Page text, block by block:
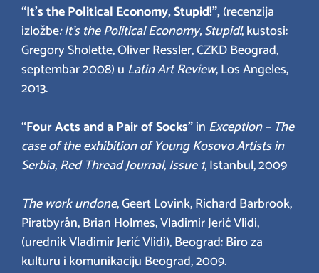
“It’s the Political Economy, Stupid!”,(recenzija
izložbe: It’s the Political Economy, Stupid!, kustosi:
Gregory Sholette, Oliver Ressler, CZKD Beograd,
septembar 2008) u Latin Art Review, Los Angeles,
2013.
“Four Acts and a Pair of Socks”in Exception – The
case of the exhibition of Young Kosovo Artists in
Serbia,Red Thread Journal, Issue 1, Istanbul, 2009
The work undone, Geert Lovink, Richard Barbrook,
Piratbyrån, Brian Holmes, Vladimir Jerić Vlidi,
(urednik Vladimir Jerić Vlidi), Beograd: Biro za
kulturu i komunikaciju Beograd, 2009.